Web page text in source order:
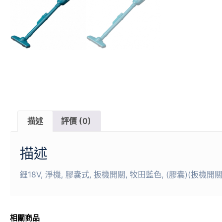
描述 評價 (0)
描述
鋰18V, 淨機, 膠囊式, 扳機開關, 牧田藍色, (膠囊)(扳機開
相關商品